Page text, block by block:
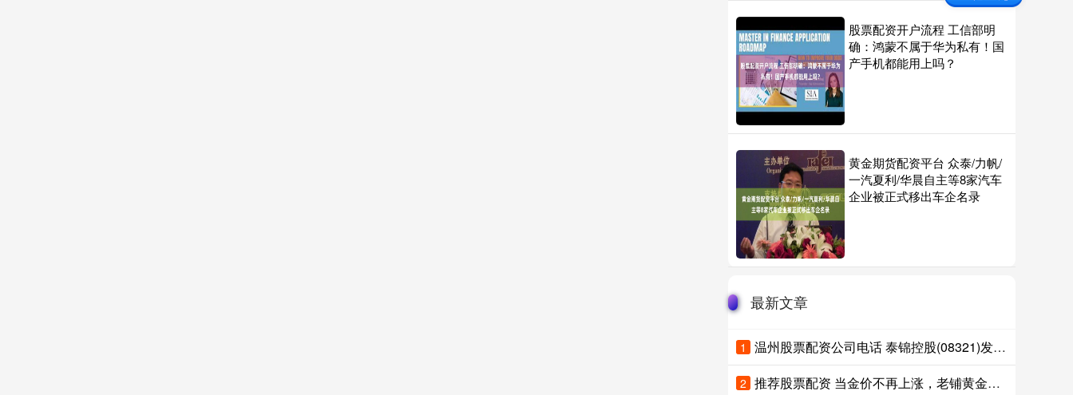
股票配资开户流程 工信部明
确：鸿蒙不属于华为私有！国
产手机都能用上吗？
黄金期货配资平台 众泰/力帆/
一汽夏利/华晨自主等8家汽车
企业被正式移出车企名录
最新文章
1 温州股票配资公司电话 泰锦控股(08321)发布年度业绩，净利润2464.7万港元
2 推荐股票配资 当金价不再上涨，老铺黄金还值多少钱？